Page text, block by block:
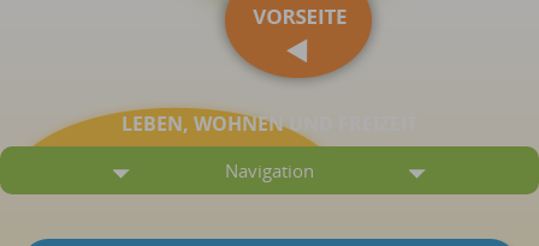
LEBEN, WOHNEN UND FREIZEIT
Navigation